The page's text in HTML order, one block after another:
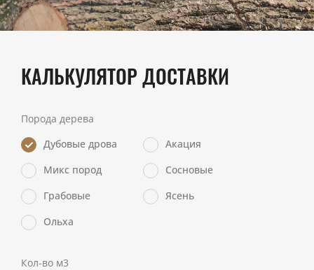
КАЛЬКУЛЯТОР ДОСТАВКИ
Порода дерева
Дубовые дрова
Акация
Микс пород
Сосновые
Грабовые
Ясень
Ольха
Кол-во м3